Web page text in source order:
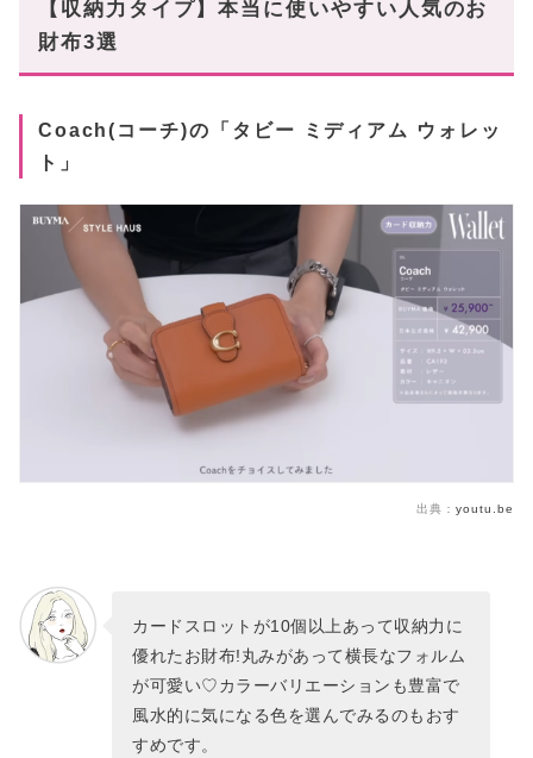
【収納力タイプ】本当に使いやすい人気のお
財布3選
Coach(コーチ)の「タビー ミディアム ウォレッ
ト」
出典： youtu.be
カードスロットが10個以上あって収納力に
優れたお財布!丸みがあって横長なフォルム
が可愛い♡カラーバリエーションも豊富で
風水的に気になる色を選んでみるのもおす
すめです。